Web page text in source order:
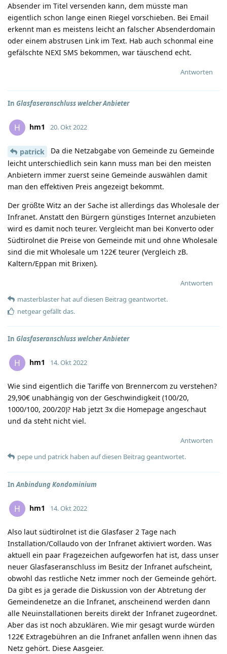
Absender im Titel versenden kann, dem müsste man
eigentlich schon lange einen Riegel vorschieben. Bei Email
erkennt man es meistens leicht an falscher Absenderdomain
oder einem abstrusen Link im Text. Hab auch schonmal eine
gefälschte NEXI SMS bekommen, war täuschend echt.
Antworten
In Glasfaseranschluss welcher Anbieter
H hm1 20. Okt 2022
patrick
Da die Netzabgabe von Gemeinde zu Gemeinde
leicht unterschiedlich sein kann muss man bei den meisten
Anbietern immer zuerst seine Gemeinde auswählen damit
man den effektiven Preis angezeigt bekommt.
Der größte Witz an der Sache ist allerdings das Wholesale der
Infranet. Anstatt den Bürgern günstiges Internet anzubieten
wird es damit noch teurer. Vergleicht man bei Konverto oder
Südtirolnet die Preise von Gemeinde mit und ohne Wholesale
sind die mit Wholesale um 122€ teurer (Vergleich zB.
Kaltern/Eppan mit Brixen).
Antworten
masterblaster hatauf diesen Beitrag geantwortet.
netgeargefällt das.
In Glasfaseranschluss welcher Anbieter
H hm1 14. Okt 2022
Wie sind eigentlich die Tariffe von Brennercom zu verstehen?
29,90€ unabhängig von der Geschwindigkeit (100/20,
1000/100, 200/20)? Hab jetzt 3x die Homepage angeschaut
und da steht nicht viel.
Antworten
pepe und patrick haben auf diesen Beitrag geantwortet.
InAnbindung Kondominium
H hm1 14. Okt 2022
Also laut südtirolnet ist die Glasfaser 2 Tage nach
Installation/Collaudo von der Infranet aktiviert worden. Was
aktuell ein paar Fragezeichen aufgeworfen hat ist, dass unser
neuer Glasfaseranschluss im Besitz der Infranet aufscheint,
obwohl das restliche Netz immer noch der Gemeinde gehört.
Da gibt es ja gerade die Diskussion von der Abtretung der
Gemeindenetze an die Infranet, anscheinend werden dann
alle Neuinstallationen bereits direkt der Infranet zugeordnet.
Aber das ist noch abzuklären. Wie mir gesagt wurde würden
122€ Extragebühren an die Infranet anfallen wenn ihnen das
Netz gehört. Diese Aasgeier.